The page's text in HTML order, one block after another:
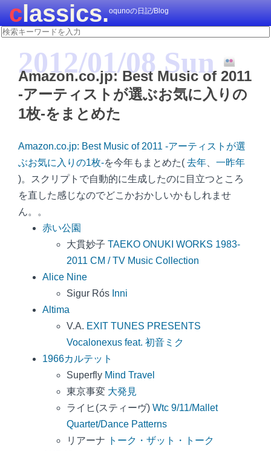
classics.oqunoの日記/Blog
2012/01/08 Sun
Amazon.co.jp: Best Music of 2011
-アーティストが選ぶお気に入りの
1枚-をまとめた
Amazon.co.jp: Best Music of 2011 -アーティストが選
ぶお気に入りの1枚-を今年もまとめた( 去年
一昨年
)。スクリプトで自動的に生成したのに目立つところ
を直した感じなのでどこかおかしいかもしれませ
ん。。
赤い公園
大貫妙子 TAEKO ONUKI WORKS 1983-
2011 CM / TV Music Collection
Alice Nine
Sigur Rós Inni
Altima
V.A. EXIT TUNES PRESENTS
Vocalonexus feat. 初音ミク
1966カルテット
Superfly Mind Travel
東京事変 大発見
ライヒ(スティーヴ) Wtc 9/11/Mallet
Quartet/Dance Patterns
リアーナ
トーク・ザット・トーク